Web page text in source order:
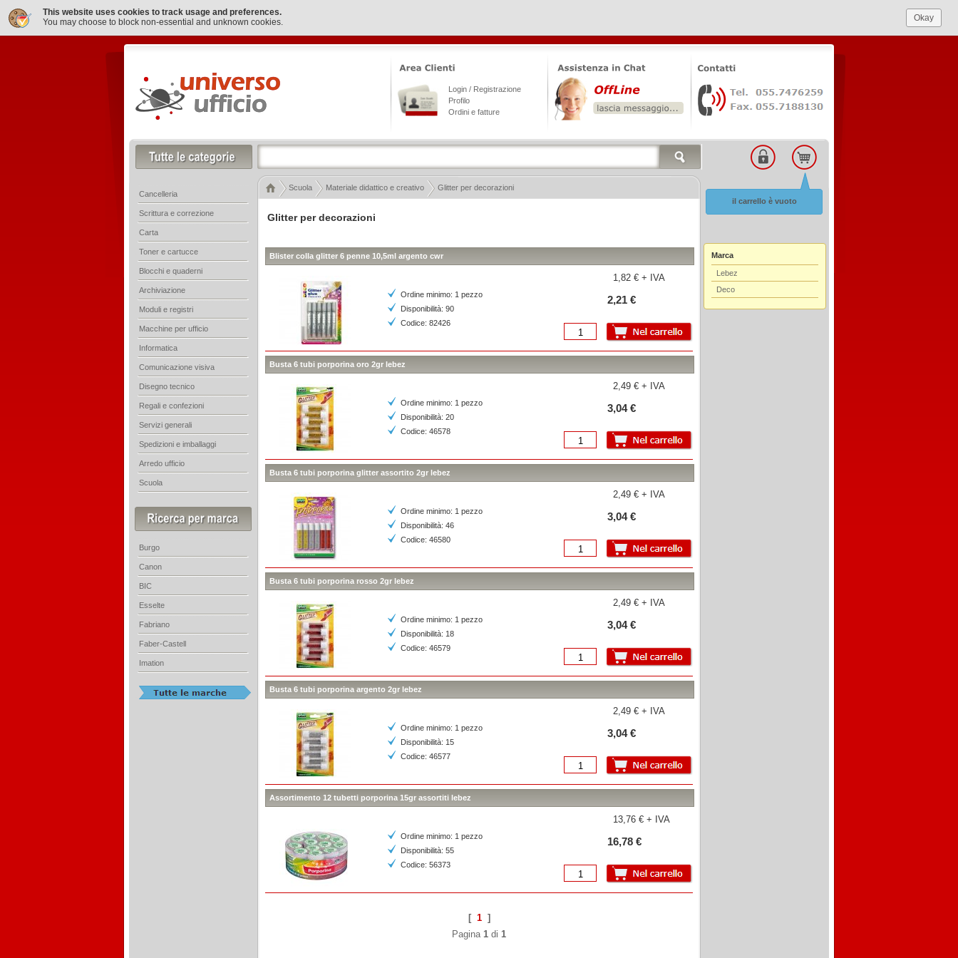
This website uses cookies to track usage and preferences.
You may choose to block non-essential and unknown cookies.
Okay
Glitter per decorazioni
Blister colla glitter 6 penne 10,5ml argento cwr
Ordine minimo: 1 pezzo
Disponibilità: 90
Codice: 82426
1,82 € + IVA
2,21 €
Busta 6 tubi porporina oro 2gr lebez
Ordine minimo: 1 pezzo
Disponibilità: 20
Codice: 46578
2,49 € + IVA
3,04 €
Busta 6 tubi porporina glitter assortito 2gr lebez
Ordine minimo: 1 pezzo
Disponibilità: 46
Codice: 46580
2,49 € + IVA
3,04 €
Busta 6 tubi porporina rosso 2gr lebez
Ordine minimo: 1 pezzo
Disponibilità: 18
Codice: 46579
2,49 € + IVA
3,04 €
Busta 6 tubi porporina argento 2gr lebez
Ordine minimo: 1 pezzo
Disponibilità: 15
Codice: 46577
2,49 € + IVA
3,04 €
Assortimento 12 tubetti porporina 15gr assortiti lebez
Ordine minimo: 1 pezzo
Disponibilità: 55
Codice: 56373
13,76 € + IVA
16,78 €
[ 1]
Pagina 1 di 1
Marca
Lebez
Deco
Login / Registrazione
Profilo
Ordini e fatture
Scuola Materiale didattico e creativo Glitter per decorazioni
Cancelleria
Scrittura e correzione
Carta
Toner e cartucce
Blocchi e quaderni
Archiviazione
Moduli e registri
Macchine per ufficio
Informatica
Comunicazione visiva
Disegno tecnico
Regali e confezioni
Servizi generali
Spedizioni e imballaggi
Arredo ufficio
Scuola
Burgo
Canon
BIC
Esselte
Fabriano
Faber-Castell
Imation
il carrello è vuoto